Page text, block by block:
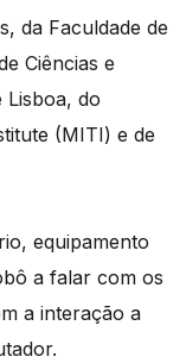
da Faculdade de
Ciências e
Lisboa, do
(MITI) e de
equipamento
a falar com os
a interação a